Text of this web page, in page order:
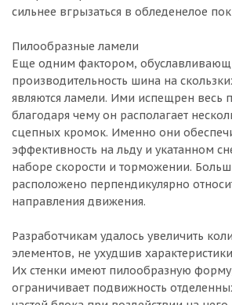
сильнее вгрызаться в обледенелое
Пилообразные ламели
Еще одним фактором,
производительность шина на
являются ламели. Ими испещрен весь
благодаря чему он располагает
сцепных кромок. Именно они
эффективность на льду и укатанном
наборе скорости и торможении.
расположено перпендикулярно
направления движения.
Разработчикам удалось увеличить
элементов, не ухудшив
Их стенки имеют пилообразную
ограничивает подвижность